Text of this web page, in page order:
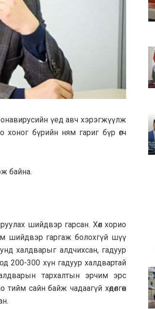
үед авч хэрэгжүүлж
бүрийн ням гариг бүр өгч
байна.
шийдвэр гарсан. Хөл хорио
шийдвэр гаргаж болохгүй шүү
халдварыг алдчихсан, гадуур
200-300 хүн гадуур халдвартай
тархалтын эрчим эрс
сайн байж чадаагүй хөдөлгөөн